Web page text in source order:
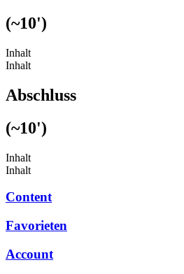
(~10')
Inhalt
Inhalt
Abschluss
(~10')
Inhalt
Inhalt
Content
Favorieten
Account